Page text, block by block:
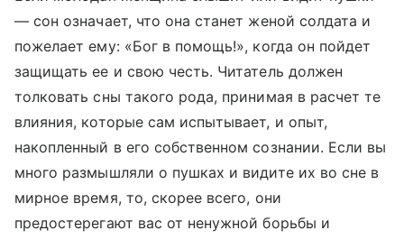
— сон означает, что она станет женой солдата и
пожелает ему: «Бог в помощь!», когда он пойдет
защищать ее и свою честь. Читатель должен
толковать сны такого рода, принимая в расчет те
влияния, которые сам испытывает, и опыт,
накопленный в его собственном сознании. Если вы
много размышляли о пушках и видите их во сне в
мирное время, то, скорее всего, они
предостерегают вас от ненужной борьбы и